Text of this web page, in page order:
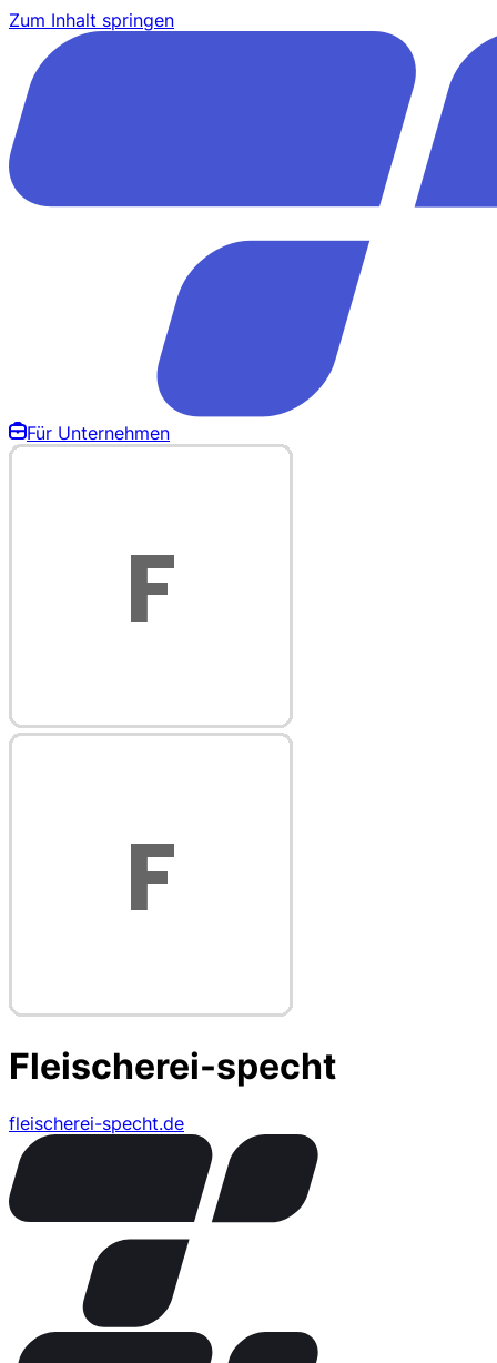
Zum Inhalt springen
Für Unternehmen
Fleischerei-specht
fleischerei-specht.de